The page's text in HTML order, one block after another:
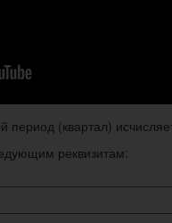
(квартал)
реквизитам: